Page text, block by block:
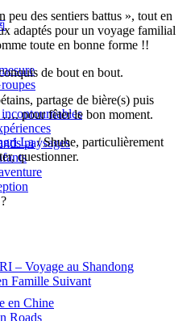
paysages
en Chine
Roads
des sentiers battus », tout en
adaptés pour un voyage familial
toute en bonne forme !!
de bout en bout.
partage de bière(s) puis
pour fêter le bon moment.
La/ Shuhe, particulièrement
questionner.
– Voyage au Shandong
Famille Suivant